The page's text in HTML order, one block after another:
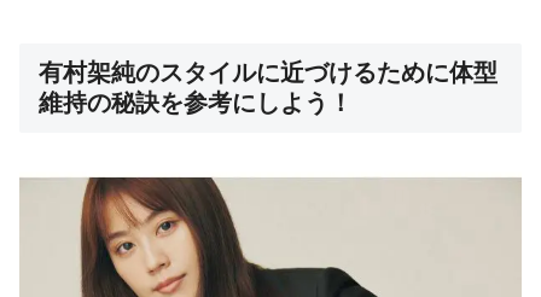
有村架純のスタイルに近づけるために体型
維持の秘訣を参考にしよう！